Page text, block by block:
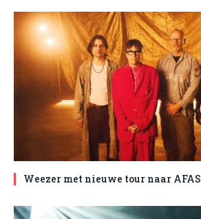
Weezer met nieuwe tour naar